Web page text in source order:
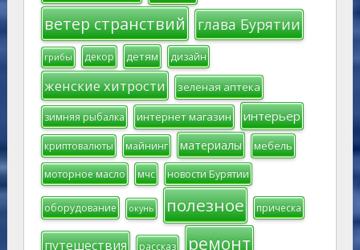
ветер странствий глава Бурятии
грибы декор детям дизайн
женские хитрости зеленая аптека
зимняя рыбалка интернет магазин интерьер
криптовалюты майнинг материалы мебель
моторное масло мчс новости Бурятии
оборудование окунь полезное прическа
путешествия рассказ ремонт